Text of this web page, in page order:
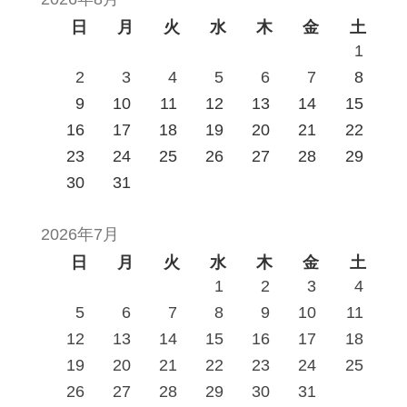
日
月 火 水 木 金
土
1
2
3 4 5 6 7
8
9
10 11 12 13 14
15
16
17 18 19 20 21
22
23
24 25 26 27 28
29
30
31
2026年7月
日
月 火 水 木 金
土
1
2 3
4
5
6 7 8 9 10
11
12
13 14 15 16 17
18
19
20 21 22 23 24
25
26
27 28 29 30 31